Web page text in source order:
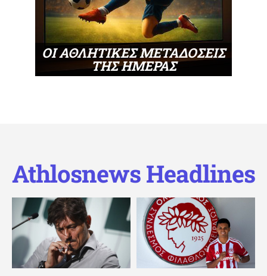
ΟΙ ΑΘΛΗΤΙΚΕΣ ΜΕΤΑΔΟΣΕΙΣ
ΤΗΣ ΗΜΕΡΑΣ
Athlosnews Headlines